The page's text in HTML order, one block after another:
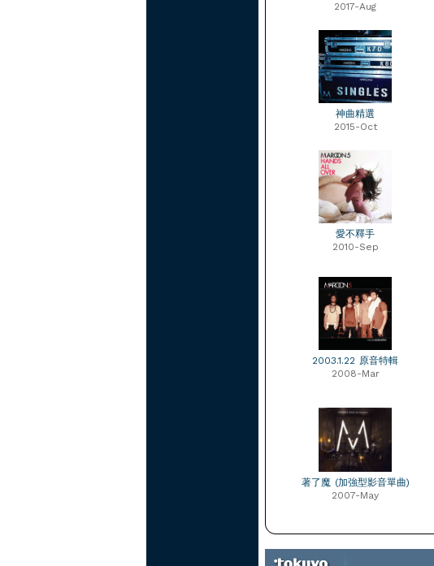
2017-Aug
神曲精選
2015-Oct
愛不釋手
2010-Sep
2003.1.22 原音特輯
2008-Mar
著了魔 (加強型影音單曲)
2007-May